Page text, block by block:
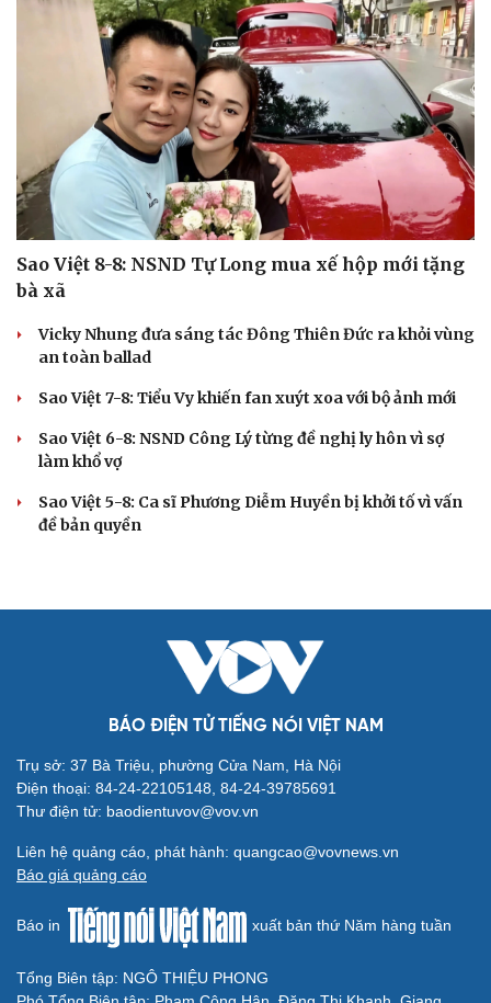
Cải chính
Sao Việt 8-8: NSND Tự Long mua xế hộp mới tặng
bà xã
Vicky Nhung đưa sáng tác Đông Thiên Đức ra khỏi vùng
an toàn ballad
Sao Việt 7-8: Tiểu Vy khiến fan xuýt xoa với bộ ảnh mới
Sao Việt 6-8: NSND Công Lý từng đề nghị ly hôn vì sợ
làm khổ vợ
Sao Việt 5-8: Ca sĩ Phương Diễm Huyền bị khởi tố vì vấn
đề bản quyền
BÁO ĐIỆN TỬ TIẾNG NÓI VIỆT NAM
Trụ sở: 37 Bà Triệu, phường Cửa Nam, Hà Nội
Điện thoại: 84-24-22105148, 84-24-39785691
Thư điện tử: baodientuvov@vov.vn
Liên hệ quảng cáo, phát hành: quangcao@vovnews.vn
Báo giá quảng cáo
Báo in xuất bản thứ Năm hàng tuần
Tổng Biên tập: NGÔ THIỆU PHONG